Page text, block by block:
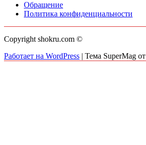
Обращение
Политика конфиденциальности
Copyright shokru.com ©
Работает на WordPress | Тема SuperMag от